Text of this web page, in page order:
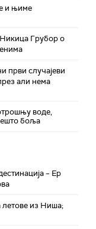
и њиме
Грубор о
први случајеви
али нема
воде,
боља
– Ер
летове из Ниша;